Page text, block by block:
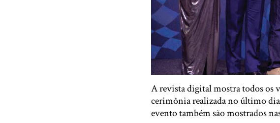
A revista digital mostra todos os
cerimônia realizada no último
evento também são mostrados